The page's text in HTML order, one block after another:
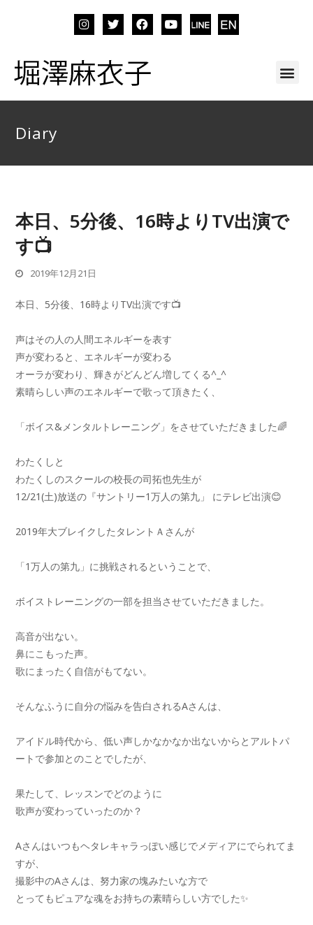
Diary
本日、5分後、16時よりTV出演で
す📺
2019年12月21日
本日、5分後、16時よりTV出演です📺
声はその人の人間エネルギーを表す
声が変わると、エネルギーが変わる
オーラが変わり、輝きがどんどん増してくる^_^
素晴らしい声のエネルギーで歌って頂きたく、
「ボイス&メンタルトレーニング」をさせていただきました🌈
わたくしと
わたくしのスクールの校長の司拓也先生が
12/21(土)放送の『サントリー1万人の第九」 にテレビ出演😊
2019年大ブレイクしたタレントＡさんが
「1万人の第九」に挑戦されるということで、
ボイストレーニングの一部を担当させていただきました。
高音が出ない。
鼻にこもった声。
歌にまったく自信がもてない。
そんなふうに自分の悩みを告白されるAさんは、
アイドル時代から、低い声しかなかなか出ないからとアルトパ
ートで参加とのことでしたが、
果たして、レッスンでどのように
歌声が変わっていったのか？
Aさんはいつもヘタレキャラっぽい感じでメディアにでられてま
すが、
撮影中のAさんは、努力家の塊みたいな方で
とってもピュアな魂をお持ちの素晴らしい方でした✨